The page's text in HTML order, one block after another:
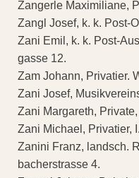
Zangerle Maximiliane,
Zangl Josef, k. k. Post-
Zani Emil, k. k. Post-
gasse 12.
Zam Johann, Privatier.
Zani Josef,
Zani Margareth,
Zani Michael, Privatier,
Zanini Franz, landsch.
bacherstrasse 4.